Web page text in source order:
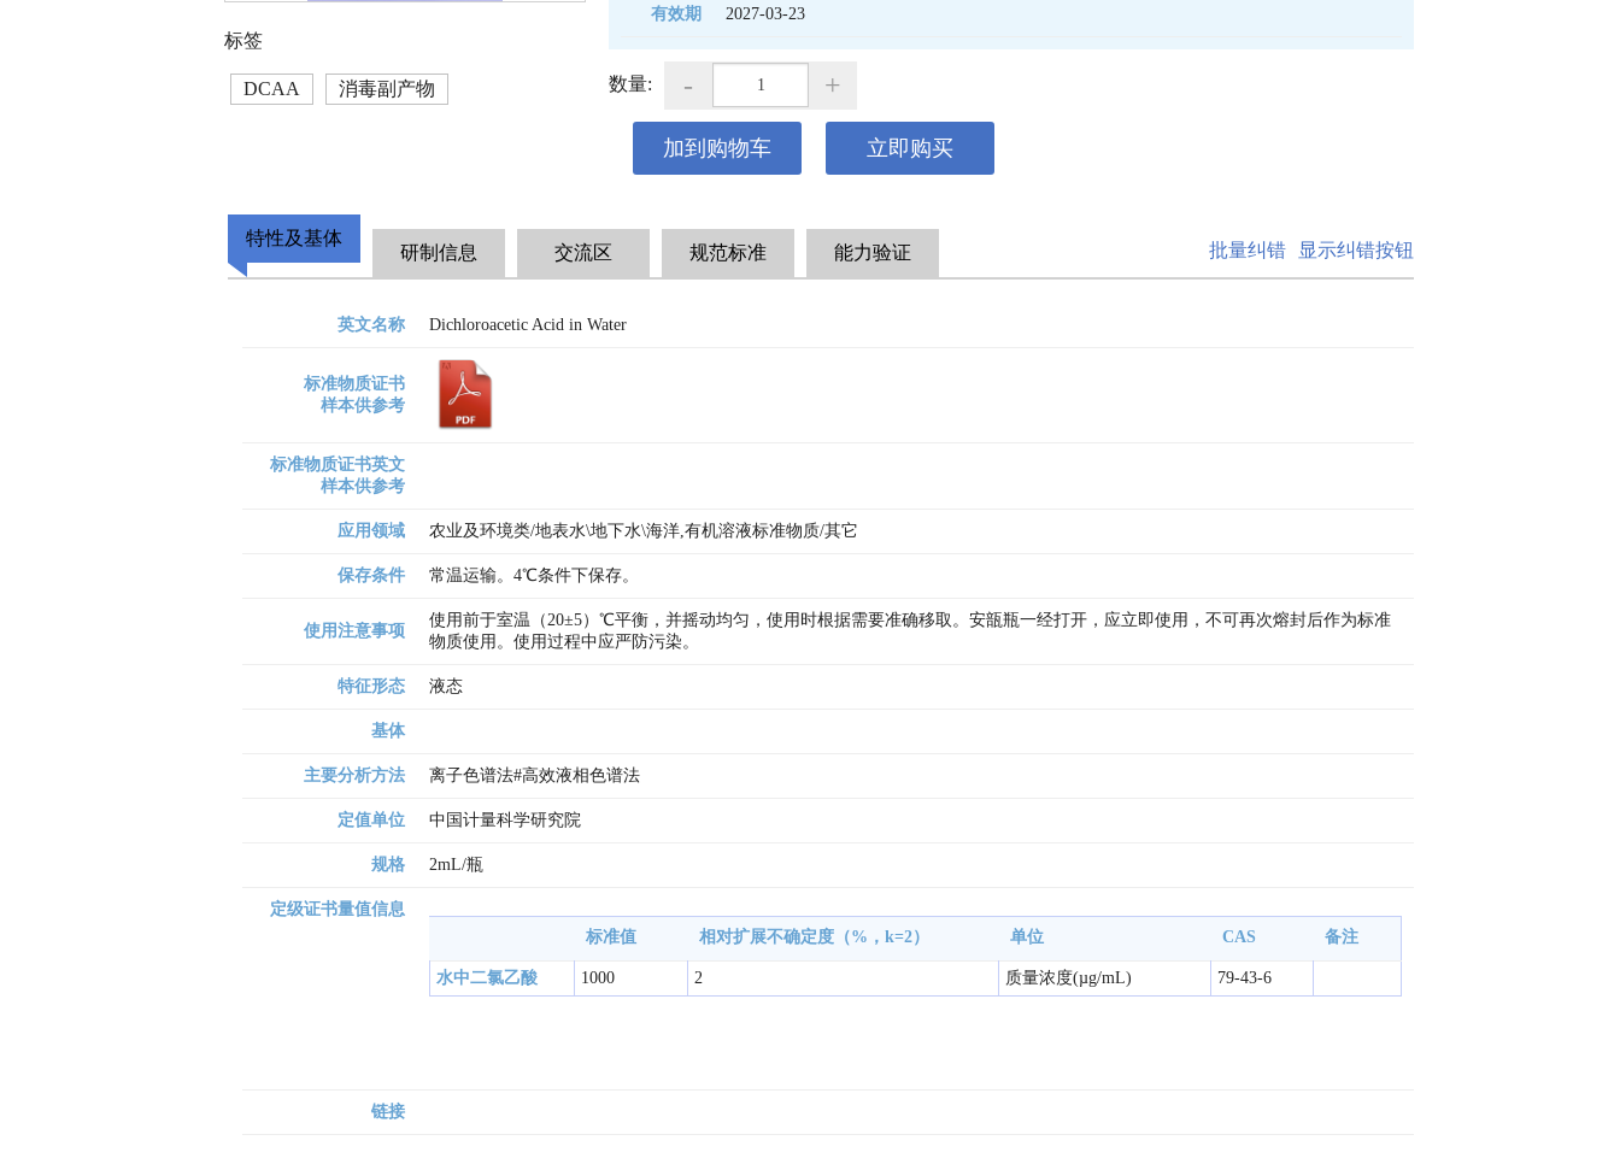
标签
DCAA 消毒副产物
有效期 2027-03-23
数量: - +
加到购物车 立即购买
特性及基体
研制信息 交流区 规范标准 能力验证 显示纠错按钮
批量纠错
英文名称 Dichloroacetic Acid in Water
标准物质证书
样本供参考
标准物质证书英文
样本供参考
应用领域 农业及环境类/地表水\地下水\海洋,有机溶液标准物质/其它
保存条件 常温运输。4℃条件下保存。
使用注意事项
使用前于室温（20±5）℃平衡，并摇动均匀，使用时根据需要准确移取。安瓿瓶一经打开，应立即使用，不可再次熔封后作为标准
物质使用。使用过程中应严防污染。
特征形态 液态
基体
主要分析方法 离子色谱法#高效液相色谱法
定值单位 中国计量科学研究院
规格 2mL/瓶
定级证书量值信息
标准值
相对扩展不确定度（%，k=2） 单位 CAS 备注
水中二氯乙酸 1000 2 质量浓度(µg/mL) 79-43-6
链接